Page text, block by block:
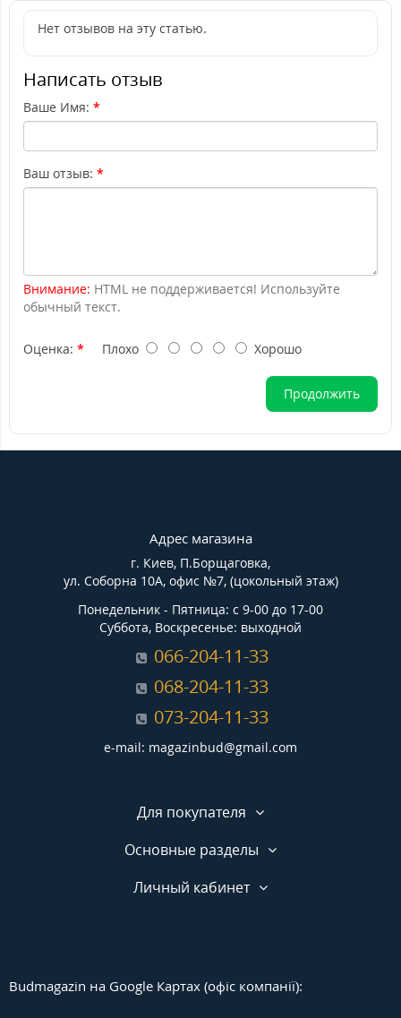
Нет отзывов на эту статью.
Написать отзыв
Ваше Имя:
Ваш отзыв:
Внимание: HTML не поддерживается! Используйте
обычный текст.
Оценка: Плохо Хорошо
Продолжить
Адрес магазина
г. Киев, П.Борщаговка,
ул. Соборна 10А, офис №7, (цокольный этаж)
Понедельник - Пятница: с 9-00 до 17-00
Суббота, Воскресенье: выходной
066-204-11-33
068-204-11-33
073-204-11-33
e-mail: magazinbud@gmail.com
Для покупателя
Основные разделы
Личный кабинет
Budmagazin на Google Картах (офіс компанії):